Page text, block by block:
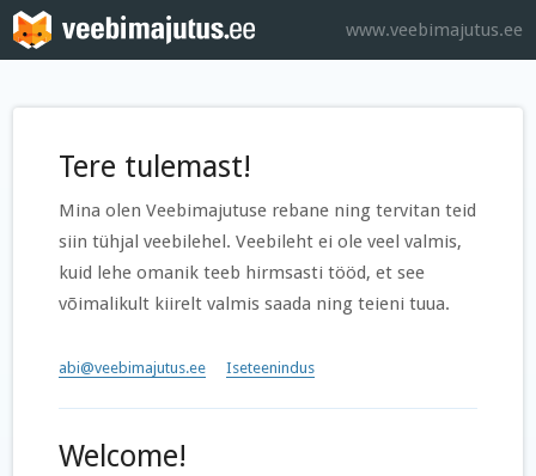
www.veebimajutus.ee
Tere tulemast!
Mina olen Veebimajutuse rebane ning tervitan teid
siin tühjal veebilehel. Veebileht ei ole veel valmis,
kuid lehe omanik teeb hirmsasti tööd, et see
võimalikult kiirelt valmis saada ning teieni tuua.
abi@veebimajutus.ee Iseteenindus
Welcome!